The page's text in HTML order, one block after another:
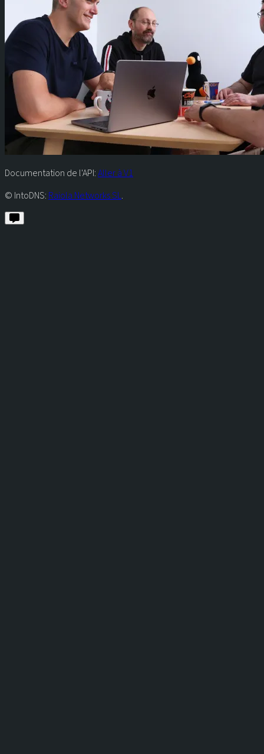
Documentation de l'API:Aller à V1
© IntoDNS: Raiola Networks SL.